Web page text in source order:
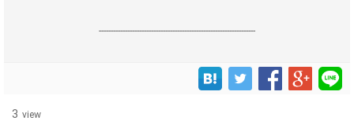
------------------------------------------------------------------
3 view